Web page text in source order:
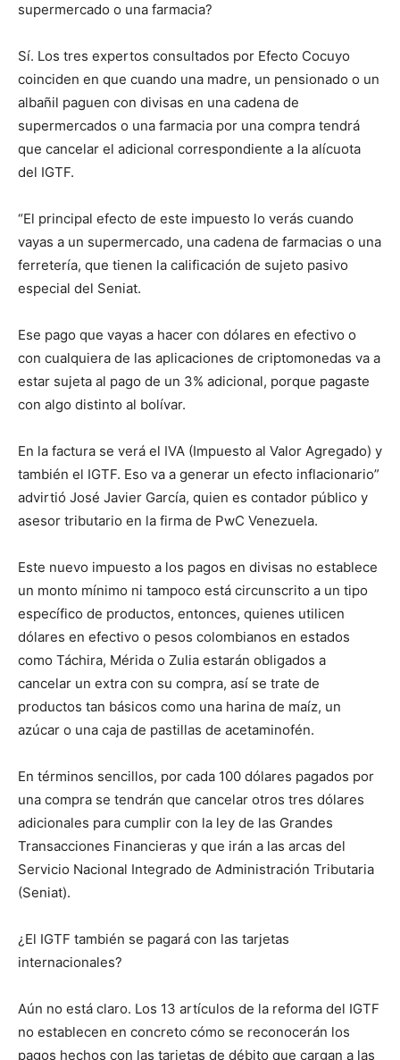
supermercado o una farmacia?
Sí. Los tres expertos consultados por Efecto Cocuyo
coinciden en que cuando una madre, un pensionado o un
albañil paguen con divisas en una cadena de
supermercados o una farmacia por una compra tendrá
que cancelar el adicional correspondiente a la alícuota
del IGTF.
“El principal efecto de este impuesto lo verás cuando
vayas a un supermercado, una cadena de farmacias o una
ferretería, que tienen la calificación de sujeto pasivo
especial del Seniat.
Ese pago que vayas a hacer con dólares en efectivo o
con cualquiera de las aplicaciones de criptomonedas va a
estar sujeta al pago de un 3% adicional, porque pagaste
con algo distinto al bolívar.
En la factura se verá el IVA (Impuesto al Valor Agregado) y
también el IGTF. Eso va a generar un efecto inflacionario”
advirtió José Javier García, quien es contador público y
asesor tributario en la firma de PwC Venezuela.
Este nuevo impuesto a los pagos en divisas no establece
un monto mínimo ni tampoco está circunscrito a un tipo
específico de productos, entonces, quienes utilicen
dólares en efectivo o pesos colombianos en estados
como Táchira, Mérida o Zulia estarán obligados a
cancelar un extra con su compra, así se trate de
productos tan básicos como una harina de maíz, un
azúcar o una caja de pastillas de acetaminofén.
En términos sencillos, por cada 100 dólares pagados por
una compra se tendrán que cancelar otros tres dólares
adicionales para cumplir con la ley de las Grandes
Transacciones Financieras y que irán a las arcas del
Servicio Nacional Integrado de Administración Tributaria
(Seniat).
¿El IGTF también se pagará con las tarjetas
internacionales?
Aún no está claro. Los 13 artículos de la reforma del IGTF
no establecen en concreto cómo se reconocerán los
pagos hechos con las tarjetas de débito que cargan a las